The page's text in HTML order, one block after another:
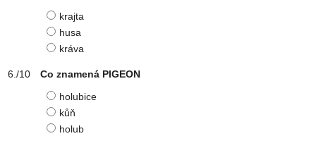
krajta
husa
kráva
Co znamená PIGEON
holubice
kůň
holub